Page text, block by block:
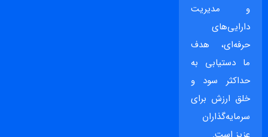
و مدیریت
دارایی‌های
حرفه‌ای، هدف
ما دستیابی به
حداکثر سود و
خلق ارزش برای
سرمایه‌گذاران